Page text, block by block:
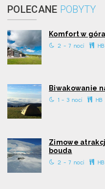
POLECANE POBYTY
Komfort w
2 - 7 nocí
Biwakowanie
1 - 3 nocí HB
Zimowe
bouda
2 - 7 nocí